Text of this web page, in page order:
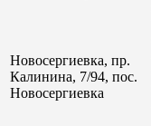
Новосергиевка, пр.
Калинина, 7/94, пос.
Новосергиевка